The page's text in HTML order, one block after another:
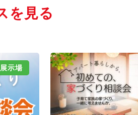
を見る
示場